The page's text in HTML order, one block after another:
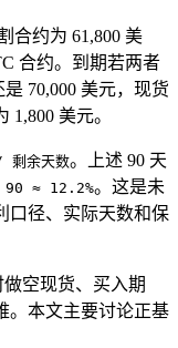
合约为 61,800 美
合约。到期若两者
70,000 美元，现货
美元。
余天数。上述 90 天
≈ 12.2%。这是未
口径、实际天数和保
做空现货、买入期
。本文主要讨论正基